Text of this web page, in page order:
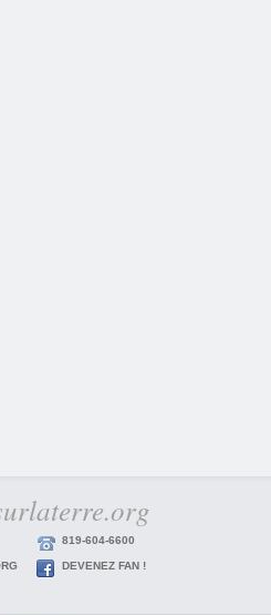
819-604-6600
DEVENEZ FAN !